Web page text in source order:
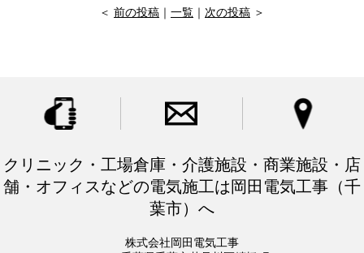
＜ 前の投稿 一覧 次の投稿 ＞
クリニック・工場倉庫・介護施設・商業施設・店
舗・オフィスなどの電気施工は岡田電気工事（千
葉市）へ
株式会社岡田電気工事